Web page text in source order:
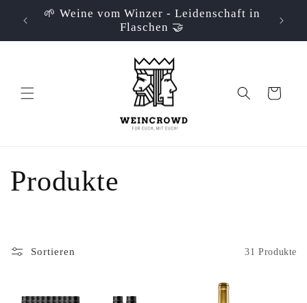
zum
Inhalt
🌱 Weine vom Winzer - Leidenschaft in
Flaschen 🤝
Warenkorb
K
t
Produkte
Sortieren 31 Produkte